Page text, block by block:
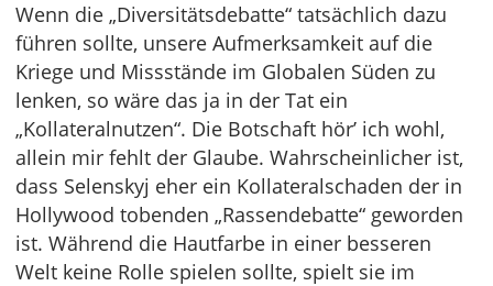
Wenn die „Diversitätsdebatte“ tatsächlich dazu
führen sollte, unsere Aufmerksamkeit auf die
Kriege und Missstände im Globalen Süden zu
lenken, so wäre das ja in der Tat ein
„Kollateralnutzen“. Die Botschaft hör’ ich wohl,
allein mir fehlt der Glaube. Wahrscheinlicher ist,
dass Selenskyj eher ein Kollateralschaden der in
Hollywood tobenden „Rassendebatte“ geworden
ist. Während die Hautfarbe in einer besseren
Welt keine Rolle spielen sollte, spielt sie im